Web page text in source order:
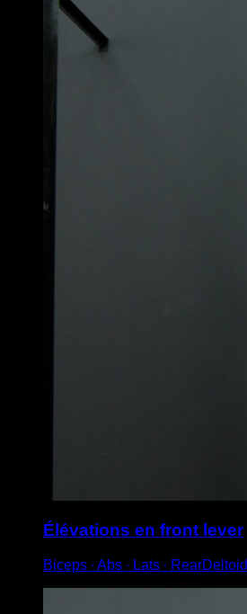
Élévations en front lever
Biceps ∙ Abs ∙ Lats ∙ RearDeltoid